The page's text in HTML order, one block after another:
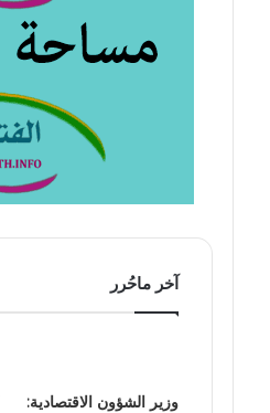
آخر ماحُرر
وزير الشؤون الاقتصادية: